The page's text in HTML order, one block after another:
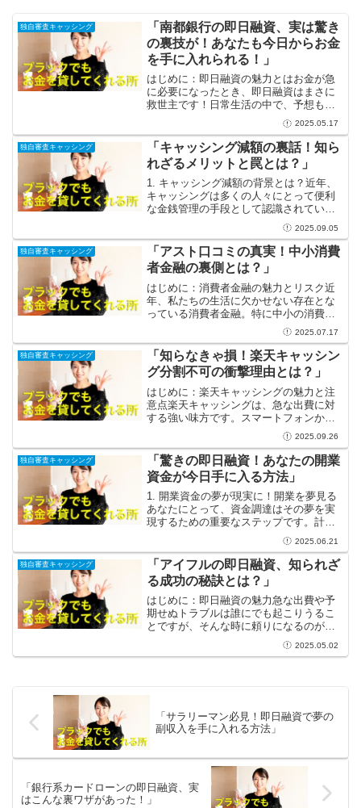
独自審査キャッシング
「南都銀行の即日融資、実は驚き
の裏技が！あなたも今日からお金
を手に入れられる！」
はじめに：即日融資の魅力とはお金が急
に必要になったとき、即日融資はまさに
救世主です！日常生活の中で、予想もし
ない出費が重なることはありますよね。
しかし、そんなときに即日融資を利用す
れば、瞬時に手元に現金を得ることがで
き、気持ちもラクになりま...
2025.05.17
独自審査キャッシング
「キャッシング減額の裏話！知ら
れざるメリットと罠とは？」
1. キャッシング減額の背景とは？近年、
キャッシングは多くの人々にとって便利
な金銭管理の手段として認識されていま
す。しかし、経済状況や個々の信用状況
によっては、キャッシングの限度額が減
少してしまうことがあります。この「キ
ャッシング減額」とい...
2025.09.05
独自審査キャッシング
「アスト口コミの真実！中小消費
者金融の裏側とは？」
はじめに：消費者金融の魅力とリスク近
年、私たちの生活に欠かせない存在とな
っている消費者金融。特に中小の消費者
金融は、手軽にお金を借りられる手段と
して、多くの人々に愛用されています。
急な出費に対応できる柔軟さは、まさに
生活の中の頼もしいパート...
2025.07.17
独自審査キャッシング
「知らなきゃ損！楽天キャッシン
グ分割不可の衝撃理由とは？」
はじめに：楽天キャッシングの魅力と注
意点楽天キャッシングは、急な出費に対
する強い味方です。スマートフォンから
簡単に申し込むことができ、最短で即日
融資が可能なサービスは、多忙な現代人
にとって非常に心強い存在です。例え
ば、急な医療費や旅行中の予...
2025.09.26
独自審査キャッシング
「驚きの即日融資！あなたの開業
資金が今日手に入る方法」
1. 開業資金の夢が現実に！開業を夢見る
あなたにとって、資金調達はその夢を実
現するための重要なステップです。計画
やアイデアだけでなく、実際に資金が必
要なのです。しかし、資金調達という道
のりは時に困難で、困惑することも少な
くありません。そこで...
2025.06.21
独自審査キャッシング
「アイフルの即日融資、知られざ
る成功の秘訣とは？」
はじめに：即日融資の魅力急な出費や予
期せぬトラブルは誰にでも起こりうるこ
とですが、そんな時に頼りになるのがア
イフルの即日融資です。お金が必要なと
き、すぐに手に入るシステムは、忙しい
2025.05.02
「サラリーマン必見！即日融資で夢の
副収入を手に入れる方法」
「銀行系カードローンの即日融資、実
はこんな裏ワザがあった！」